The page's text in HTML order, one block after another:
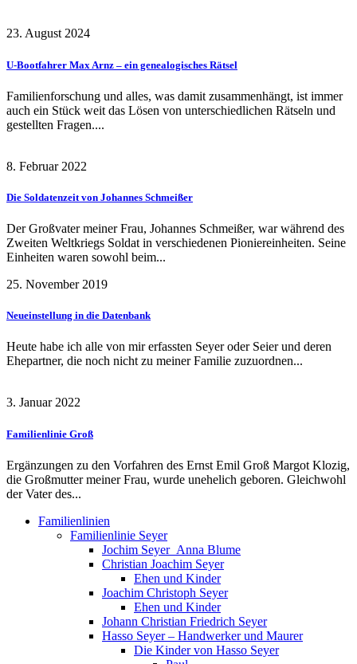
23. August 2024
U-Bootfahrer Max Arnz – ein genealogisches Rätsel
Familienforschung und alles, was damit zusammenhängt, ist immer
auch ein Stück weit das Lösen von unterschiedlichen Rätseln und
gestellten Fragen....
8. Februar 2022
Die Soldatenzeit von Johannes Schmeißer
Der Großvater meiner Frau, Johannes Schmeißer, war während des
Zweiten Weltkriegs Soldat in verschiedenen Pioniereinheiten. Seine
Einheiten waren sowohl beim...
25. November 2019
Neueinstellung in die Datenbank
Heute habe ich alle von mir erfassten Seyer oder Seier und deren
Ehepartner, die noch nicht zu meiner Familie zuzuordnen...
3. Januar 2022
Familienlinie Groß
Ergänzungen zu den Vorfahren des Ernst Emil Groß Margot Klozig,
die Großmutter meiner Frau, wurde unehelich geboren. Gleichwohl
der Vater des...
Familienlinien
Familienlinie Seyer
Jochim Seyer_Anna Blume
Christian Joachim Seyer
Ehen und Kinder
Joachim Christoph Seyer
Ehen und Kinder
Johann Christian Friedrich Seyer
Hasso Seyer – Handwerker und Maurer
Die Kinder von Hasso Seyer